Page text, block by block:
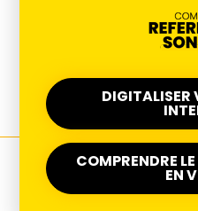
DIGITALISER
COMPRENDRE
EN